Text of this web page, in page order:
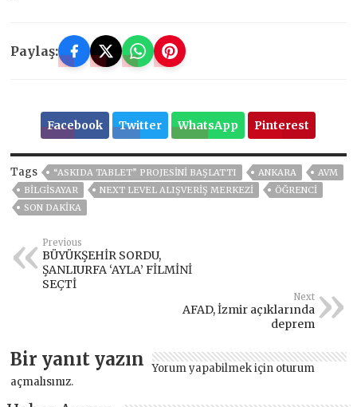
Paylaş:
Facebook Twitter WhatsApp Pinterest
Tags “ASKIDA TABLET” PROJESINI BAŞLATTI ANKARA
AVM
BİLGİSAYAR
NEXT LEVEL ALIŞVERIŞ MERKEZI
ÖĞRENCI
SON DAKIKA
Previous
BÜYÜKŞEHİR SORDU,
ŞANLIURFA ‘AYLA’ FİLMİNİ
SEÇTİ
Next
AFAD, İzmir açıklarında
deprem
Bir yanıt yazın Yorum yapabilmek için oturum
açmalısınız.